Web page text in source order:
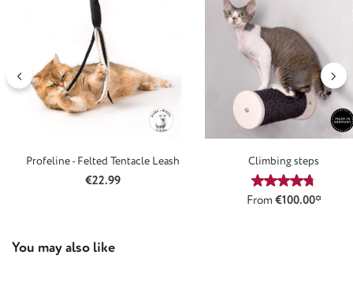
Profeline - Felted Tentacle Leash
Regular price:
€22.99
Climbing steps
Average
From €100.00*
Skip product gallery
You may also like